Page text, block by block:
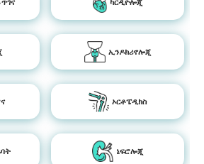
ኢንዶክሪኖሎጂ
ኦርቶፔዲክስ
ኔፍሮሎጂ